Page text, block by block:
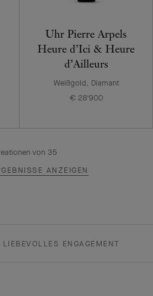
Uhr Pierre Arpels
Heure d’Ici & Heure
d’Ailleurs
Weißgold, Diamant
€ 28'900
von 35
ANZEIGEN
LIEBEVOLLES ENGAGEMENT